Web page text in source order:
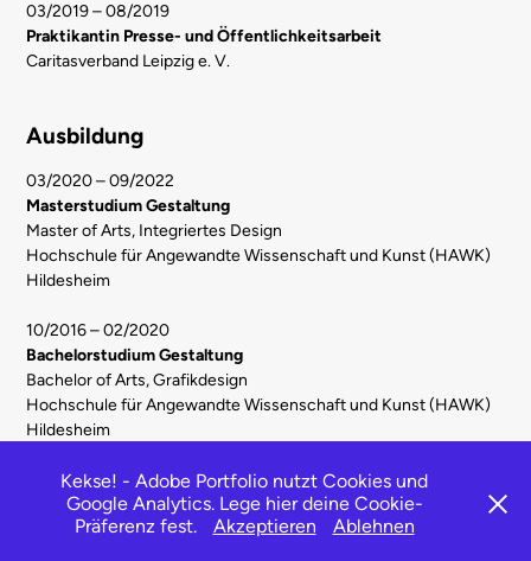
03/2019 – 08/2019
Praktikantin Presse- und Öffentlichkeitsarbeit
Caritasverband Leipzig e. V.
Ausbildung
03/2020 – 09/2022
Masterstudium Gestaltung
Master of Arts, Integriertes Design
Hochschule für Angewandte Wissenschaft und Kunst (HAWK)
Hildesheim
10/2016 – 02/2020
Bachelorstudium Gestaltung
Bachelor of Arts, Grafikdesign
Hochschule für Angewandte Wissenschaft und Kunst (HAWK)
Hildesheim
Powered byAdobe Portfolio
Kekse! - Adobe Portfolio nutzt Cookies und
Google Analytics. Lege hier deine Cookie-
Präferenz fest.
Akzeptieren Ablehnen